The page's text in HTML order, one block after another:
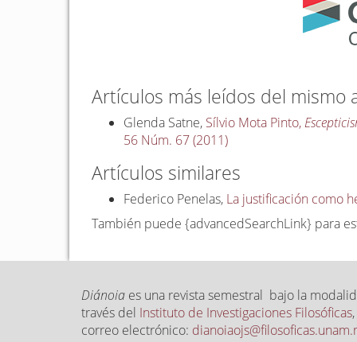
Artículos más leídos del mismo
Glenda Satne, Sílvio Mota Pinto,
56 Núm. 67 (2011)
Artículos similares
Federico Penelas, La justificación como
También puede {advancedSearchLink} para
Diánoia es una revista semestral bajo la
través del Instituto de Investigaciones Filosóficas
correo electrónico: